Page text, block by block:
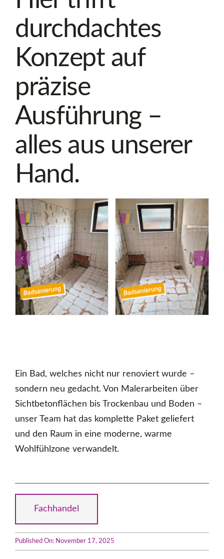
durchdachtes
Konzept auf
präzise
Ausführung –
alles aus unserer
Hand.
Ein Bad, welches nicht nur renoviert wurde –
sondern neu gedacht. Von Malerarbeiten über
Sichtbetonflächen bis Trockenbau und Boden –
unser Team hat das komplette Paket geliefert
und den Raum in eine moderne, warme
Wohlfühlzone verwandelt.
Fachhandel
Published On: November 17, 2025